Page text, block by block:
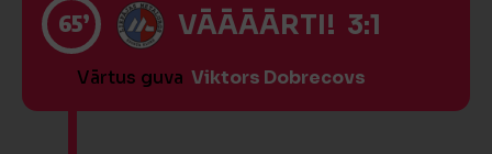
65’ VĀĀĀĀRTI! 3:1
Vārtus guva Viktors Dobrecovs